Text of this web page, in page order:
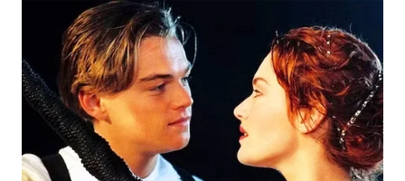
METRO
JAKARTA
NEWS
KRT
NEWS
KARING